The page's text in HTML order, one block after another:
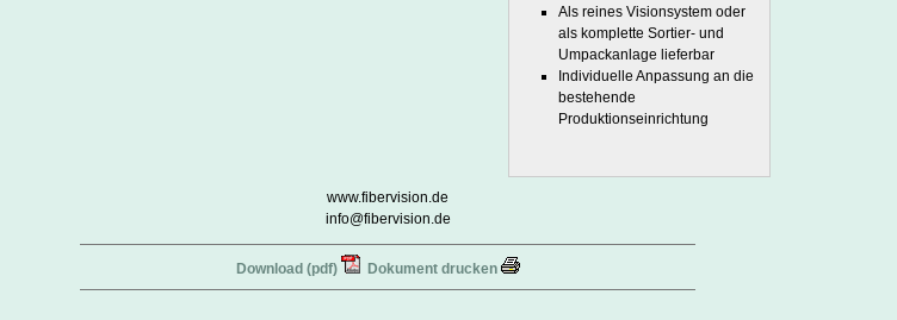
Als reines Visionsystem oder
als komplette Sortier- und
Umpackanlage lieferbar
Individuelle Anpassung an die
bestehende
Produktionseinrichtung
www.fibervision.de
info@fibervision.de
Download (pdf) Dokument drucken